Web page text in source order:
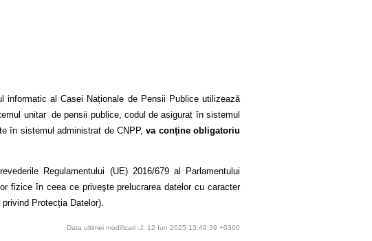
al Casei Naționale de Pensii Publice utilizează
unitar de pensii publice, codul de asigurat în sistemul
în sistemul administrat de CNPP,va conține obligatoriu
Regulamentului (UE) 2016/679 al Parlamentului
fizice în ceea ce priveşte prelucrarea datelor cu caracter
Protecția Datelor).
Data ultimei modificari :J, 12 Iun 2025 13:49:39 +0300